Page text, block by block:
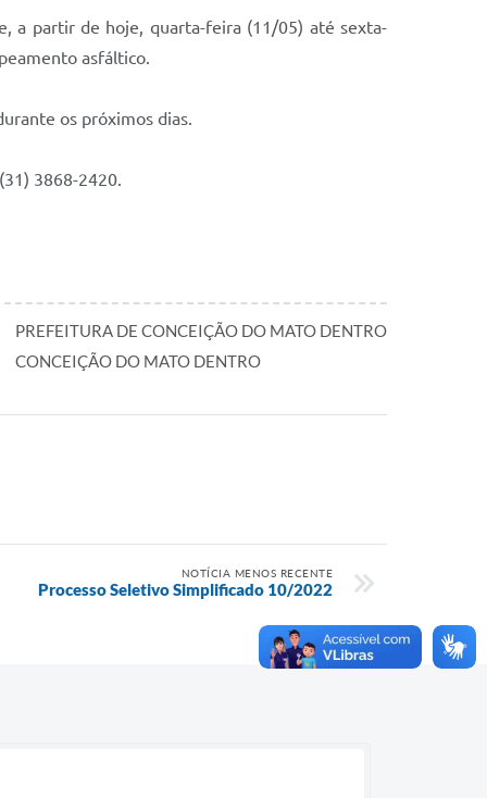
a partir de hoje, quarta-feira (11/05) até sexta-
asfáltico.
os próximos dias.
3868-2420.
PREFEITURA DE CONCEIÇÃO DO MATO DENTRO
CONCEIÇÃO DO MATO DENTRO
NOTÍCIA MENOS RECENTE
Processo Seletivo Simplificado 10/2022